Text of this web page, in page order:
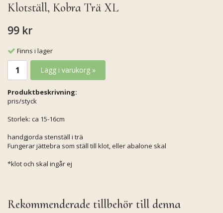
Klotställ, Kobra Trä XL
99 kr
Finns i lager
Lägg i varukorg »
Produktbeskrivning:
pris/styck
Storlek: ca 15-16cm
handgjorda stenställ i trä
Fungerar jättebra som ställ till klot, eller abalone skal
*klot och skal ingår ej
Rekommenderade tillbehör till denna